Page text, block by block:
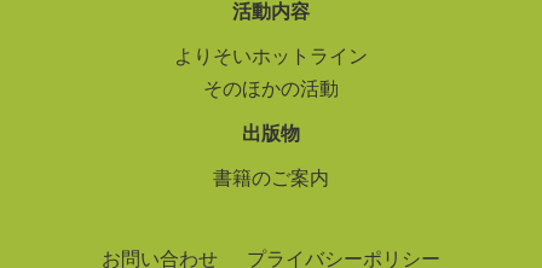
活動内容
よりそいホットライン
そのほかの活動
出版物
書籍のご案内
お問い合わせ プライバシーポリシー